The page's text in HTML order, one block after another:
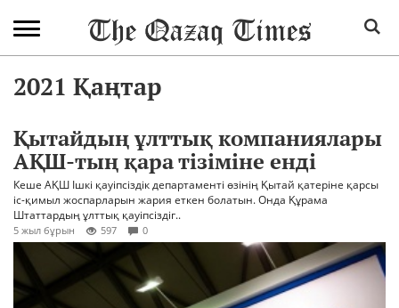
2021 Қаңтар
Қытайдың ұлттық компаниялары
АҚШ-тың қара тізіміне енді
Кеше АҚШ Ішкі қауіпсіздік департаменті өзінің Қытай қатеріне қарсы
іс-қимыл жоспарларын жария еткен болатын. Онда Құрама
Штаттардың ұлттық қауіпсіздіг..
5 жыл бұрын 597 0